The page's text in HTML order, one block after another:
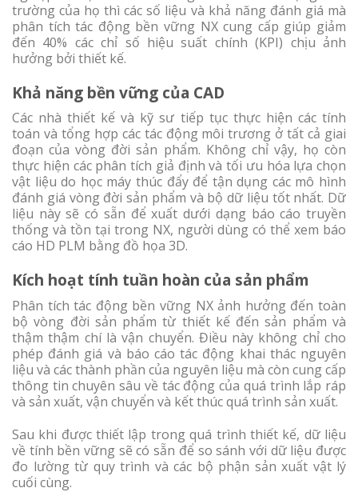
trường của họ thì các số liệu và khả năng đánh giá mà
phân tích tác động bền vững NX cung cấp giúp giảm
đến 40% các chỉ số hiệu suất chính (KPI) chịu ảnh
hưởng bởi thiết kế.
Khả năng bền vững của CAD
Các nhà thiết kế và kỹ sư tiếp tục thực hiện các tính
toán và tổng hợp các tác động môi trương ở tất cả giai
đoạn của vòng đời sản phẩm. Không chỉ vậy, họ còn
thực hiện các phân tích giả định và tối ưu hóa lựa chọn
vật liệu do học máy thúc đẩy để tận dụng các mô hình
đánh giá vòng đời sản phẩm và bộ dữ liệu tốt nhất. Dữ
liệu này sẽ có sẵn để xuất dưới dạng báo cáo truyền
thống và tồn tại trong NX, người dùng có thể xem báo
cáo HD PLM bằng đồ họa 3D.
Kích hoạt tính tuần hoàn của sản phẩm
Phân tích tác động bền vững NX ảnh hưởng đến toàn
bộ vòng đời sản phẩm từ thiết kế đến sản phẩm và
thậm thậm chí là vận chuyển. Điều này không chỉ cho
phép đánh giá và báo cáo tác động khai thác nguyên
liệu và các thành phần của nguyên liệu mà còn cung cấp
thông tin chuyên sâu về tác động của quá trình lắp ráp
và sản xuất, vận chuyển và kết thúc quá trình sản xuất.
Sau khi được thiết lập trong quá trình thiết kế, dữ liệu
về tính bền vững sẽ có sẵn để so sánh với dữ liệu được
đo lường từ quy trình và các bộ phận sản xuất vật lý
cuối cùng.